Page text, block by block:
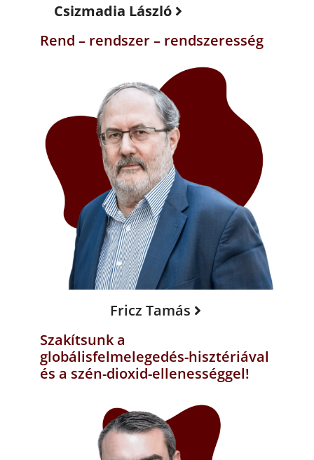
Csizmadia László
Rend – rendszer – rendszeresség
Fricz Tamás
Szakítsunk a
globálisfelmelegedés-hisztériával
és a szén-dioxid-ellenességgel!